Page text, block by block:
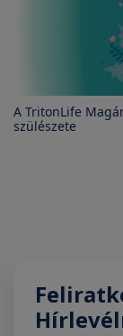
A TritonLife
szülészete